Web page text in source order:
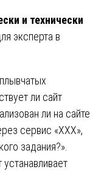
и технически
эксперта в
ли сайт
ли на сайте
сервис «XXX»,
задания?».
устанавливает